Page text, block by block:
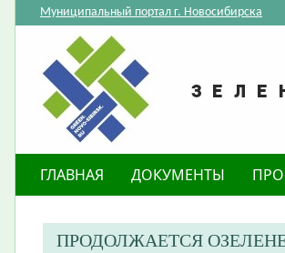
Муниципальный портал г. Новосибирска
ГЛАВНАЯ ДОКУМЕНТЫ
ПРОДОЛЖАЕТСЯ